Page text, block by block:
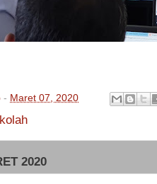
- Maret 07, 2020
2020